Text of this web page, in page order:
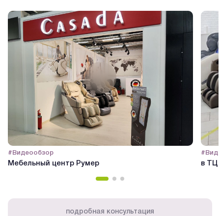
#Видеообзор
Мебельный центр Румер в ТЦ
подробная консультация